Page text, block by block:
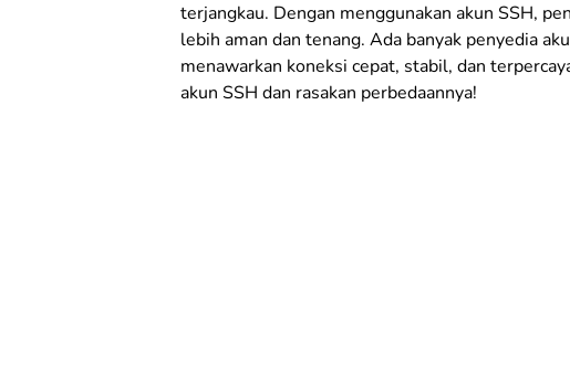
terjangkau. Dengan menggunakan akun SSH,
lebih aman dan tenang. Ada banyak penyedia
menawarkan koneksi cepat, stabil, dan
akun SSH dan rasakan perbedaannya!